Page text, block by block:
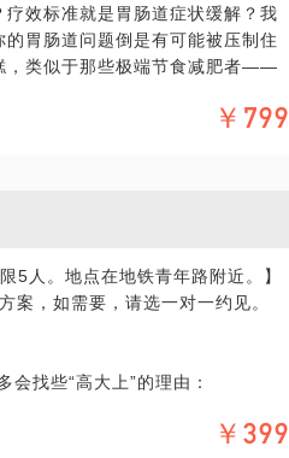
脂肪、肌肉量。
种驻京办，甚至专程到某城市去
可 能 胖！
效标准就是胃肠道症状缓解？我
胃肠道问题倒是有可能被压制住
，类似于那些极端节食减肥者——
的原料和条件。怎讲？胃肠“三分
如果你有以下生活习惯：饥饱不
已经出现下列症状：身体沉重不
或黏马桶、易饿、食量大、大便
食管反流、慢性胃炎、肠易激综
增重（增肥）亦有效，还有对自
于最新检测技术和研究进展，结
￥799
5人。地点在地铁青年路附近。】
案，如需要，请选一对一约见。
找些“高大上”的理由：
￥399